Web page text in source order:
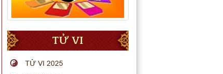
TỬ VI
TỬ VI 2025